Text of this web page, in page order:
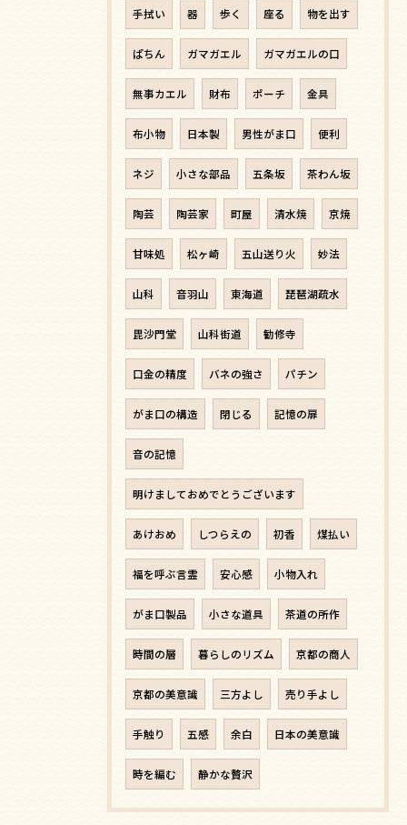
手拭い 器 歩く 座る 物を出す
ぱちん ガマガエル ガマガエルの口
無事カエル 財布 ポーチ 金具
布小物 日本製 男性がま口 便利
ネジ 小さな部品 五条坂 茶わん坂
陶芸 陶芸家 町屋 清水焼 京焼
甘味処 松ヶ崎 五山送り火 妙法
山科 音羽山 東海道 琵琶湖疏水
毘沙門堂 山科街道 勧修寺
口金の精度 バネの強さ パチン
がま口の構造 閉じる 記憶の扉
音の記憶
明けましておめでとうございます
あけおめ しつらえの 初香 煤払い
福を呼ぶ言霊 安心感 小物入れ
がま口製品 小さな道具 茶道の所作
時間の層 暮らしのリズム 京都の商人
京都の美意識 三方よし 売り手よし
手触り 五感 余白 日本の美意識
時を編む 静かな贅沢